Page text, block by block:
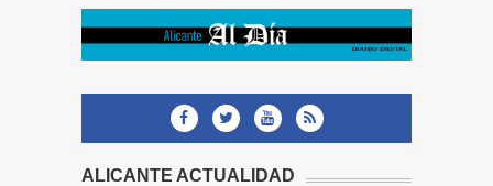
ALICANTE ACTUALIDAD